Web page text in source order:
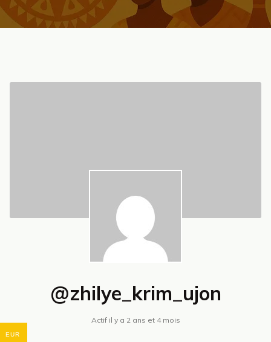
@zhilye_krim_ujon
Actif il y a 2 ans et 4 mois
EUR